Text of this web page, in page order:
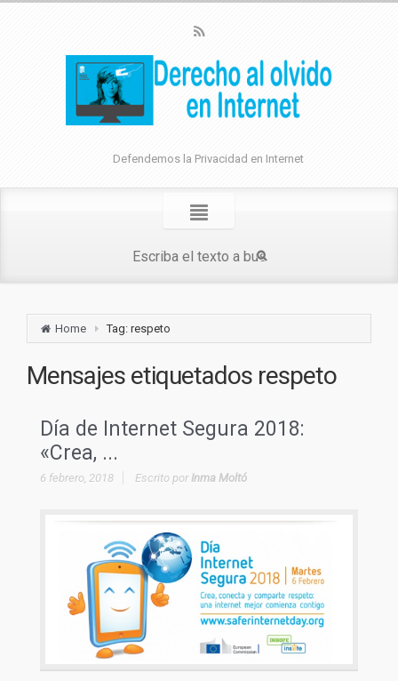
Defendemos la Privacidad en Internet
Home Tag: respeto
Mensajes etiquetados respeto
Día de Internet Segura 2018:
«Crea, ...
6 febrero, 2018 Escrito por Inma Moltó